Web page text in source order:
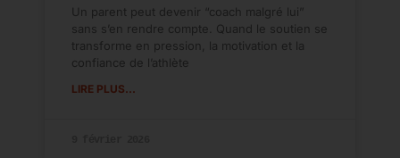
Un parent peut devenir “coach malgré lui”
sans s’en rendre compte. Quand le soutien se
transforme en pression, la motivation et la
confiance de l’athlète
LIRE PLUS...